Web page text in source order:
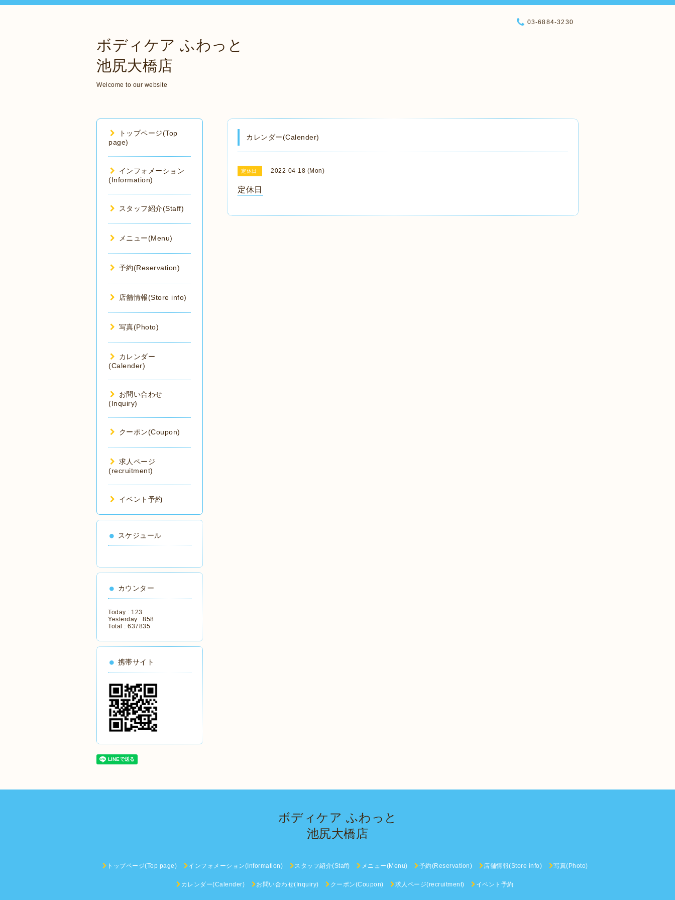
ボディケア ふわっと
池尻大橋店
Welcome to our website
03-6884-3230
カレンダー(Calender)
定休日 2022-04-18 (Mon)
定休日
トップページ(Top
page)
インフォメーション
(Information)
スタッフ紹介(Staff)
メニュー(Menu)
予約(Reservation)
店舗情報(Store info)
写真(Photo)
カレンダー
(Calender)
お問い合わせ
(Inquiry)
クーポン(Coupon)
求人ページ
(recruitment)
イベント予約
スケジュール
カウンター
Today : 123
Yesterday : 858
Total : 637835
携帯サイト
ボディケア ふわっと
池尻大橋店
トップページ(Top page) インフォメーション(Information) スタッフ紹介(Staff) メニュー(Menu) 予約(Reservation) 店舗情報(Store info) 写真(Photo)
カレンダー(Calender) お問い合わせ(Inquiry) クーポン(Coupon) 求人ページ(recruitment) イベント予約